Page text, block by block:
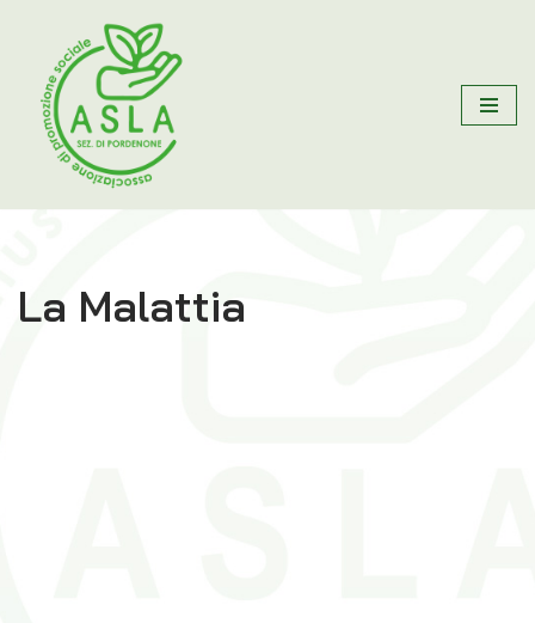
contenuto
La Malattia